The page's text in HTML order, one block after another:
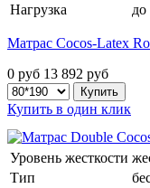
Нагрузка
до
Матрас Cocos-Latex
0 руб 13 892 руб
Купить в один клик
Уровень жесткости
Тип